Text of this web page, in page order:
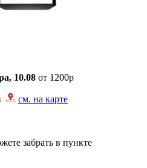
10.08 от 1200р
см. на карте
забрать в пункте